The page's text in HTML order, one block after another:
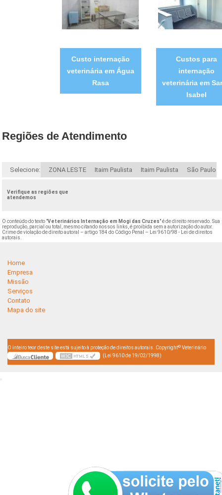
Custo internação
veterinária em Água
Rasa
Custos para
internação
veterinária em
Isabel
Regiões de Atendimento
Selecione: ZONA LESTE Itaim Paulista Itaim Paulista São Paulo
Verifique as regiões que
atendemos
O conteúdo do texto "Veterinários Internação em Mogi das Cruzes" é de direito reservado. Sua
reprodução, parcial ou total, mesmo citando nossos links, é proibida sem a autorização do autor.
Crime de violação de direito autoral – artigo 184 do Código Penal –
Lei 9610/98 - Lei de direitos
autorais
Home
Empresa
Missão
Serviços
Contato
Mapa do site
O inteiro teor deste site está sujeito à proteção de direitos autorais. Copyright© Veterinário
(Lei 9610 de 19/02/1998)